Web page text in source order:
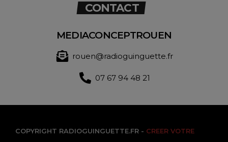
CONTACT
MEDIACONCEPTROUEN
rouen@radioguinguette.fr
07 67 94 48 21
COPYRIGHT RADIOGUINGUETTE.FR - CREER VOTRE